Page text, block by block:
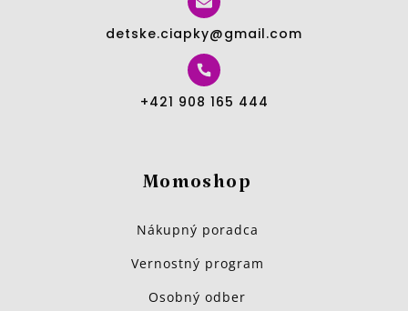
detske.ciapky@gmail.com
+421 908 165 444
Momoshop
Nákupný poradca
Vernostný program
Osobný odber